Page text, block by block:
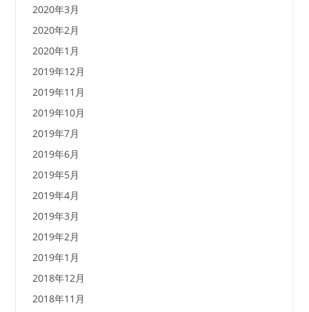
2020年3月
2020年2月
2020年1月
2019年12月
2019年11月
2019年10月
2019年7月
2019年6月
2019年5月
2019年4月
2019年3月
2019年2月
2019年1月
2018年12月
2018年11月